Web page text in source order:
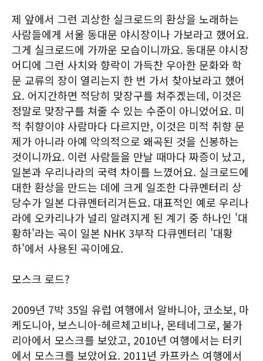
제 앞에서 그런 괴상한 실크로드의 환상을 노래하는
사람들에게 서울 동대문 야시장이나 가보라고 했어요.
그게 실크로드에 가까운 모습이니까요. 동대문 야시장
어디에 그런 사치와 향락이 가득찬 우아한 문화와 학
문 교류의 장이 열리는지 한 번 가서 찾아보라고 했어
요. 어지간하면 적당히 맞장구를 쳐주겠는데, 이것은
정말로 맞장구를 쳐줄 수 있는 수준이 아니었어요. 미
적 취향이야 사람마다 다르지만, 이것은 미적 취향 문
제가 아니라 아예 악의적으로 왜곡된 것을 신봉하는
것이니까요. 이런 사람들을 만날 때마다 짜증이 났고,
일본과 우리나라의 국력 차이를 느꼈어요. 실크로드에
대한 환상을 만드는 데에 크게 일조한 다큐멘터리 상
당수가 일본 다큐멘터리거든요. 대표적인 예로 우리나
라에 오카리나가 널리 알려지게 된 계기 중 하나인 '대
황하'라는 곡이 일본 NHK 3부작 다큐멘터리 '대황
하'에서 사용된 곡이에요.
모스크 로드?
2009년 7박 35일 유럽 여행에서 알바니아, 코소보, 마
케도니아, 보스니아-헤르체고비나, 몬테네그로, 불가
리아에서 모스크를 보았고, 2010년 여행에서는 터키
에서 모스크를 보았어요. 2011년 카프카스 여행에서